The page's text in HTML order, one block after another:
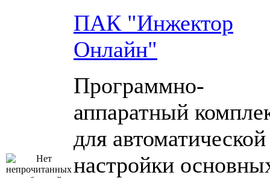
ПАК "Инжектор
Онлайн"
Программно-
аппаратный
для автоматической
настройки